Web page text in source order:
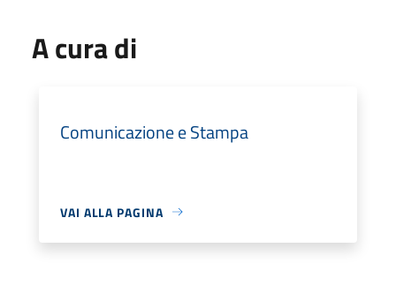
A cura di
Comunicazione e Stampa
VAI ALLA PAGINA